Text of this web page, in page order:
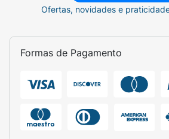
Ofertas, novidades e
Formas de Pagamento